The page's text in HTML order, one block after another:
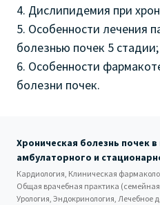
4. Дислипидемия при
5. Особенности лечения
болезнью почек 5 стадии;
6. Особенности
болезни почек.
Хроническая болезнь почек
амбулаторного и
Кардиология, Клиническая
Общая врачебная практика
Урология, Эндокринология, Лечебное